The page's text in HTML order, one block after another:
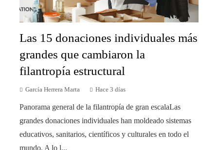
Las 15 donaciones individuales más
grandes que cambiaron la
filantropía estructural
García Herrera Marta Hace 3 días
Panorama general de la filantropía de gran escalaLas
grandes donaciones individuales han moldeado sistemas
educativos, sanitarios, científicos y culturales en todo el
mundo. A lo l...